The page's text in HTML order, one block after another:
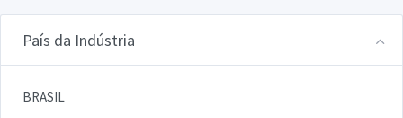
País da Indústria
BRASIL